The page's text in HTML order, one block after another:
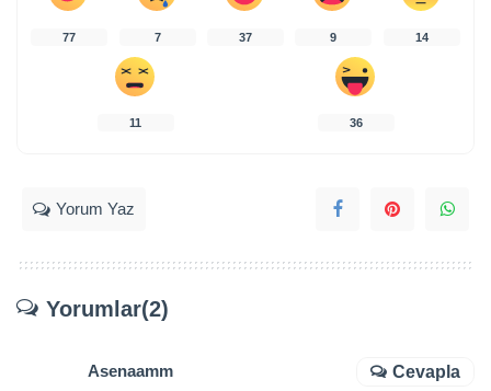
77 7 37 9 14
11 36
Yorum Yaz
Yorumlar(2)
Asenaamm Cevapla